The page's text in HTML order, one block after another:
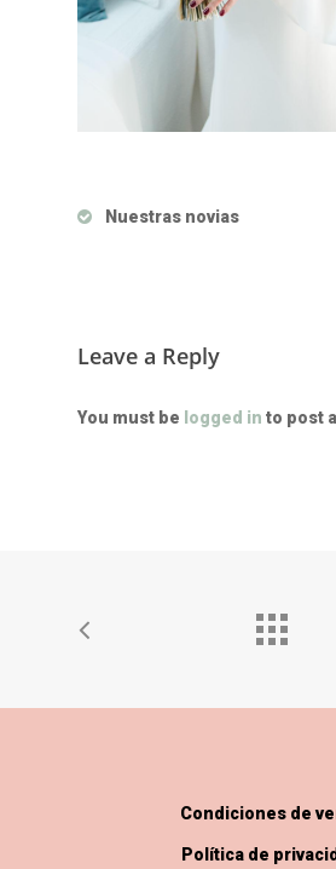
Nuestras novias
Leave a Reply
You must be logged in to post
Condiciones de
Política de